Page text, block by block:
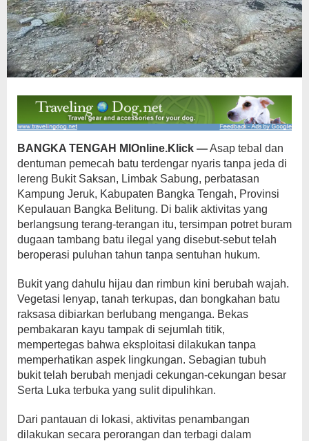
BANGKA TENGAH MIOnline.Klick —Asap tebal dan
dentuman pemecah batu terdengar nyaris tanpa jeda di
lereng Bukit Saksan, Limbak Sabung, perbatasan
Kampung Jeruk, Kabupaten Bangka Tengah, Provinsi
Kepulauan Bangka Belitung. Di balik aktivitas yang
berlangsung terang-terangan itu, tersimpan potret buram
dugaan tambang batu ilegal yang disebut-sebut telah
beroperasi puluhan tahun tanpa sentuhan hukum.
Bukit yang dahulu hijau dan rimbun kini berubah wajah.
Vegetasi lenyap, tanah terkupas, dan bongkahan batu
raksasa dibiarkan berlubang menganga. Bekas
pembakaran kayu tampak di sejumlah titik,
mempertegas bahwa eksploitasi dilakukan tanpa
memperhatikan aspek lingkungan. Sebagian tubuh
bukit telah berubah menjadi cekungan-cekungan besar
Serta Luka terbuka yang sulit dipulihkan.
Dari pantauan di lokasi, aktivitas penambangan
dilakukan secara perorangan dan terbagi dalam